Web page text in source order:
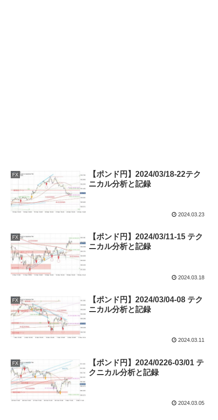
FX
【ポンド円】2024/03/18-22テク
ニカル分析と記録
2024.03.23
FX
【ポンド円】2024/03/11-15 テク
ニカル分析と記録
2024.03.18
FX
【ポンド円】2024/03/04-08 テク
ニカル分析と記録
2024.03.11
FX
【ポンド円】2024/0226-03/01 テ
クニカル分析と記録
2024.03.05